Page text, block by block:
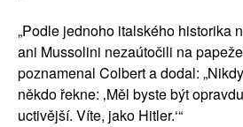
„Podle jednoho italského historika
ani Mussolini nezaútočili na
poznamenal Colbert a dodal:
někdo řekne: ‚Měl byste být
uctivější. Víte, jako Hitler.‘“